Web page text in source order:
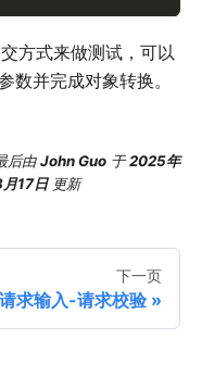
方式来做测试，可以
数并完成对象转换。
后由John Guo 于2025年
17日 更新
下一页
请求输入-请求校验